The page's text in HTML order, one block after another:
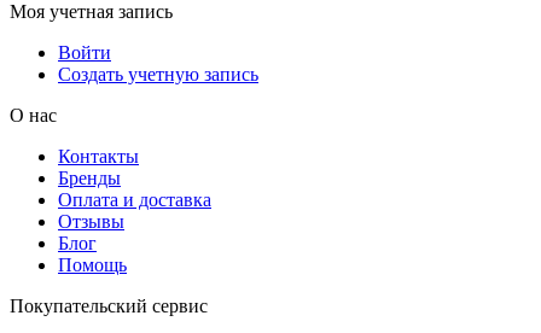
Моя учетная запись
Войти
Создать учетную запись
О нас
Контакты
Бренды
Оплата и доставка
Отзывы
Блог
Помощь
Покупательский сервис